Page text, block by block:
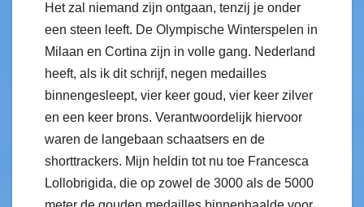
Het zal niemand zijn ontgaan, tenzij je onder
een steen leeft. De Olympische Winterspelen in
Milaan en Cortina zijn in volle gang. Nederland
heeft, als ik dit schrijf, negen medailles
binnengesleept, vier keer goud, vier keer zilver
en een keer brons. Verantwoordelijk hiervoor
waren de langebaan schaatsers en de
shorttrackers. Mijn heldin tot nu toe Francesca
Lollobrigida, die op zowel de 3000 als de 5000